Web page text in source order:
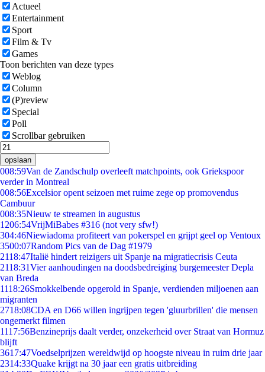
Actueel
Entertainment
Sport
Film & Tv
Games
Toon berichten van deze types
Weblog
Column
(P)review
Special
Poll
Scrollbar gebruiken
opslaan
008:59Van de Zandschulp overleeft matchpoints, ook Griekspoor
verder in Montreal
008:56Excelsior opent seizoen met ruime zege op promovendus
Cambuur
008:35Nieuw te streamen in augustus
1206:54VrijMiBabes #316 (not very sfw!)
304:46Niewiadoma profiteert van pokerspel en grijpt geel op Ventoux
3500:07Random Pics van de Dag #1979
2118:47Italië hindert reizigers uit Spanje na migratiecrisis Ceuta
2118:31Vier aanhoudingen na doodsbedreiging burgemeester Depla
van Breda
1118:26Smokkelbende opgerold in Spanje, verdienden miljoenen aan
migranten
2718:08CDA en D66 willen ingrijpen tegen 'gluurbrillen' die mensen
ongemerkt filmen
1117:56Benzineprijs daalt verder, onzekerheid over Straat van Hormuz
blijft
3617:47Voedselprijzen wereldwijd op hoogste niveau in ruim drie jaar
2314:33Quake krijgt na 30 jaar een gratis uitbreiding